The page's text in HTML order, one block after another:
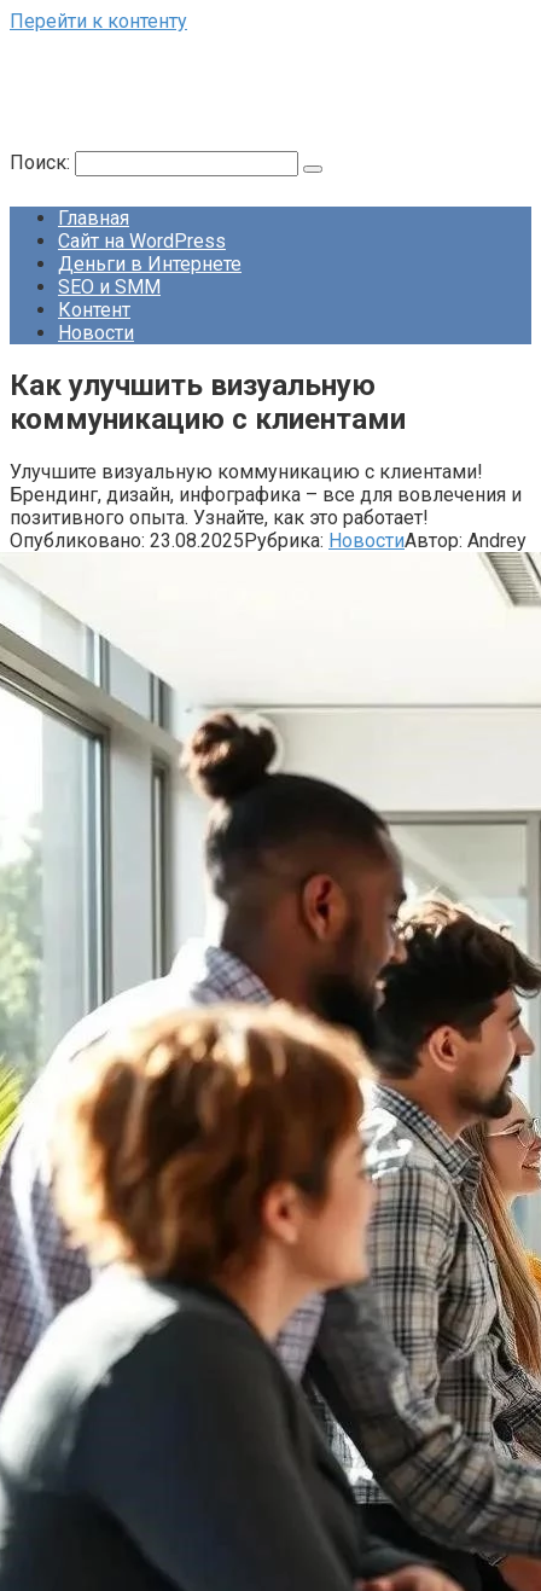
Перейти к контенту
Поиск:
Главная
Сайт на WordPress
Деньги в Интернете
SEO и SMM
Контент
Новости
Как улучшить визуальную
коммуникацию с клиентами
Улучшите визуальную коммуникацию с клиентами!
Брендинг, дизайн, инфографика – все для вовлечения и
позитивного опыта. Узнайте, как это работает!
Опубликовано: 23.08.2025Рубрика: НовостиАвтор: Andrey